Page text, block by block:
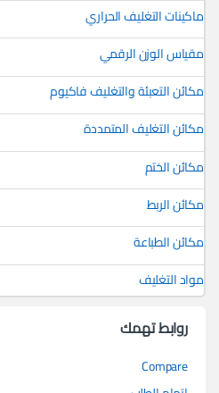
ماكينات التغليف الحراري
مقياس الوزن الرقمي
مكائن التعبئة والتغليف فاكيوم
مكائن التغليف المتمددة
مكائن الختم
مكائن الربط
مكائن الطباعة
مواد التغليف
روابط تهمك
Compare